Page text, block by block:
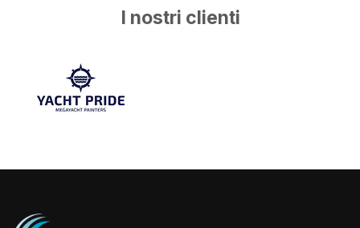
I nostri clienti